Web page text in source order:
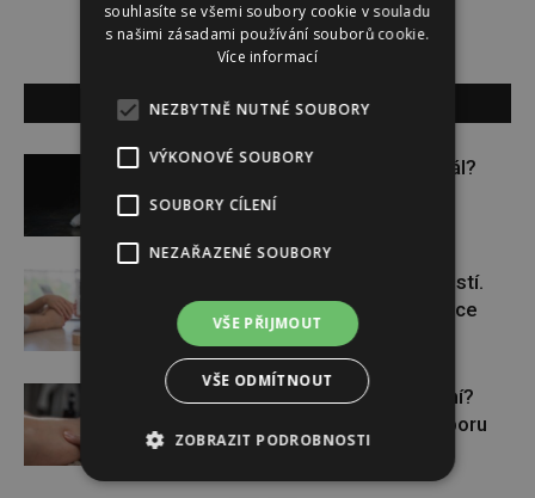
SOUVISEJÍCÍ ČLÁNKY
Budou se vraždit malé děti dál?
Těhotenství není samozřejmostí.
Pomáhá asistovaná reprodukce
Lymfatický systém v ohrožení?
Využijte moderní nutriční podporu
souhlasíte se všemi soubory cookie v souladu
s našimi zásadami používání souborů cookie.
Více informací
NEZBYTNĚ NUTNÉ SOUBORY
VÝKONOVÉ SOUBORY
SOUBORY CÍLENÍ
NEZAŘAZENÉ SOUBORY
VŠE PŘIJMOUT
VŠE ODMÍTNOUT
ZOBRAZIT PODROBNOSTI